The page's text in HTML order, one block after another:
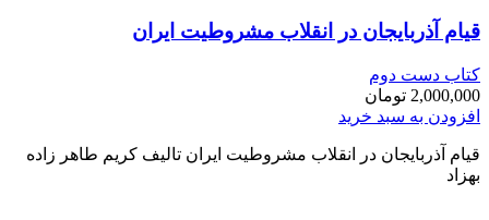
قیام آذربایجان در انقلاب مشروطیت ایران
کتاب دست دوم
2,000,000 تومان
افزودن به سبد خرید
قیام آذربایجان در انقلاب مشروطیت ایران تالیف کریم طاهر زاده
بهزاد